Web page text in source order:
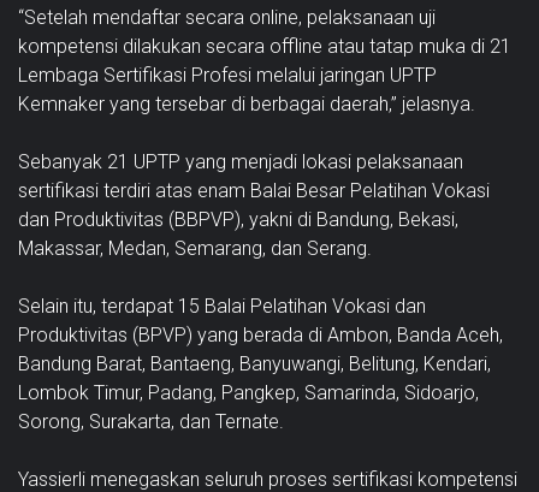
“Setelah mendaftar secara online, pelaksanaan uji
kompetensi dilakukan secara offline atau tatap muka di 21
Lembaga Sertifikasi Profesi melalui jaringan UPTP
Kemnaker yang tersebar di berbagai daerah,” jelasnya.
Sebanyak 21 UPTP yang menjadi lokasi pelaksanaan
sertifikasi terdiri atas enam Balai Besar Pelatihan Vokasi
dan Produktivitas (BBPVP), yakni di Bandung, Bekasi,
Makassar, Medan, Semarang, dan Serang.
Selain itu, terdapat 15 Balai Pelatihan Vokasi dan
Produktivitas (BPVP) yang berada di Ambon, Banda Aceh,
Bandung Barat, Bantaeng, Banyuwangi, Belitung, Kendari,
Lombok Timur, Padang, Pangkep, Samarinda, Sidoarjo,
Sorong, Surakarta, dan Ternate.
Yassierli menegaskan seluruh proses sertifikasi kompetensi